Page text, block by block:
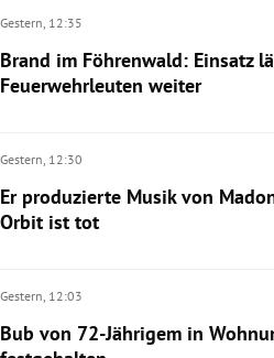
Gestern, 12:35
Brand im Föhrenwald: Einsatz
Feuerwehrleuten weiter
Gestern, 12:30
Er produzierte Musik von
Orbit ist tot
Gestern, 12:03
Bub von 72-Jährigem in